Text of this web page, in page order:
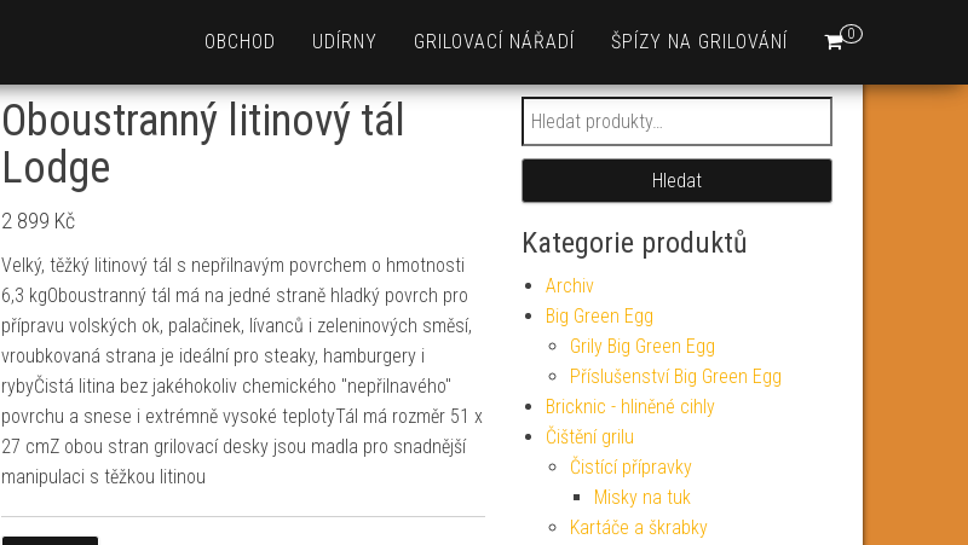
0
OBCHOD UDÍRNY GRILOVACÍ NÁŘADÍ ŠPÍZY NA GRILOVÁNÍ
Oboustranný litinový tál
Lodge
2 899 Kč
Velký, těžký litinový tál s nepřilnavým povrchem o hmotnosti
6,3 kgOboustranný tál má na jedné straně hladký povrch pro
přípravu volských ok, palačinek, lívanců i zeleninových směsí,
vroubkovaná strana je ideální pro steaky, hamburgery i
rybyČistá litina bez jakéhokoliv chemického "nepřilnavého"
povrchu a snese i extrémně vysoké teplotyTál má rozměr 51 x
27 cmZ obou stran grilovací desky jsou madla pro snadnější
manipulaci s těžkou litinou
Hledat:
Hledat
Kategorie produktů
Archiv
Big Green Egg
Grily Big Green Egg
Příslušenství Big Green Egg
Bricknic - hliněné cihly
Čištění grilu
Čistící přípravky
Misky na tuk
Kartáče a škrabky